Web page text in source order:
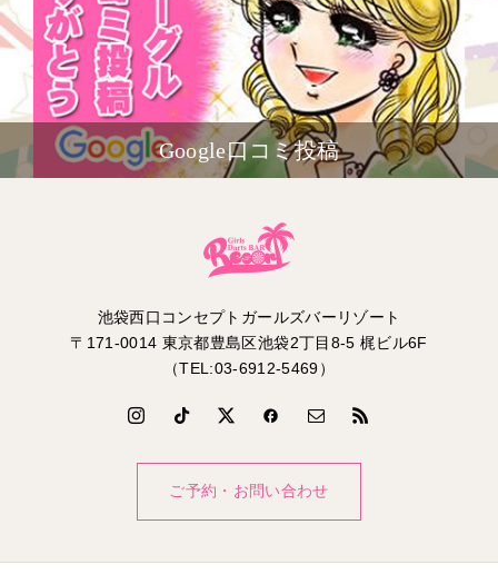
Google口コミ投稿
池袋西口コンセプトガールズバーリゾート
〒171-0014 東京都豊島区池袋2丁目8-5 梶ビル6F
（TEL:03-6912-5469）
ご予約・お問い合わせ